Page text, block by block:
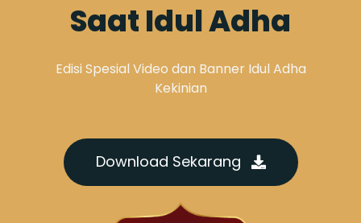
Saat Idul Adha
Edisi Spesial Video dan Banner Idul Adha
Kekinian
Download Sekarang